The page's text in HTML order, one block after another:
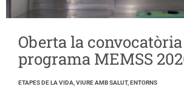
Oberta la
programa MEMSS
ETAPES DE LA VIDA, VIURE AMB SALUT, ENTORNS